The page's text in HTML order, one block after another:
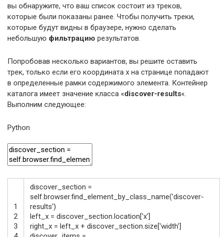
вы обнаружите, что ваш список состоит из треков,
которые были показаны ранее. Чтобы получить треки,
которые будут видны в браузере, нужно сделать
небольшую фильтрацию результатов.
Попробовав несколько вариантов, вы решите оставить
трек, только если его координата х на странице попадают
в определенные рамки содержимого элемента. Контейнер
каталога имеет значение класса «discover-results«.
Выполним следующее:
Python
1
2
3
discover_section =
self.browser.find_element_by_class_name('discover-
results')
left_x = discover_section.location['x']
right_x = left_x + discover_section.size['width']